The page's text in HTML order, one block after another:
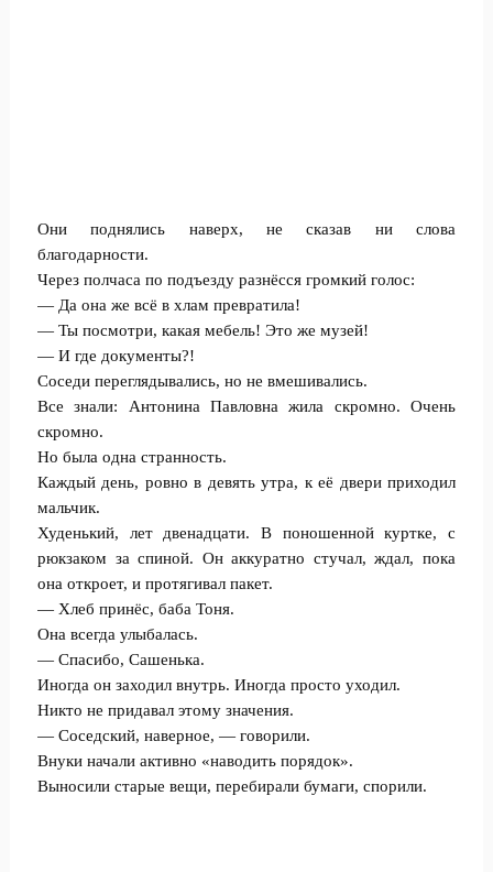
Они поднялись наверх, не сказав ни слова
благодарности.
Через полчаса по подъезду разнёсся громкий голос:
— Да она же всё в хлам превратила!
— Ты посмотри, какая мебель! Это же музей!
— И где документы?!
Соседи переглядывались, но не вмешивались.
Все знали: Антонина Павловна жила скромно. Очень
скромно.
Но была одна странность.
Каждый день, ровно в девять утра, к её двери приходил
мальчик.
Худенький, лет двенадцати. В поношенной куртке, с
рюкзаком за спиной. Он аккуратно стучал, ждал, пока
она откроет, и протягивал пакет.
— Хлеб принёс, баба Тоня.
Она всегда улыбалась.
— Спасибо, Сашенька.
Иногда он заходил внутрь. Иногда просто уходил.
Никто не придавал этому значения.
— Соседский, наверное, — говорили.
Внуки начали активно «наводить порядок».
Выносили старые вещи, перебирали бумаги, спорили.